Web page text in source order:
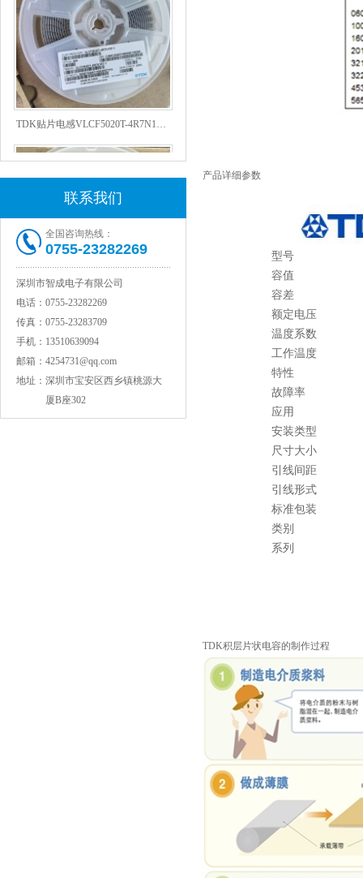
TDK贴片电感VLCF5020T-4R7N1R7-1
村田电感LQW15AN47NG80D
联系我们
全国咨询热线：
0755-23282269
深圳市智成电子有限公司
电话： 0755-23282269
传真： 0755-23283709
手机： 13510639094
邮箱： 4254731@qq.com
地址： 深圳市宝安区西乡镇桃源大
厦B座302
产品详细参数
型号
容值
容差
额定电压
温度系数
工作温度
特性
故障率
应用
安装类型
尺寸大小
引线间距
引线形式
标准包装
类别
系列
TDK积层片状电容的制作过程